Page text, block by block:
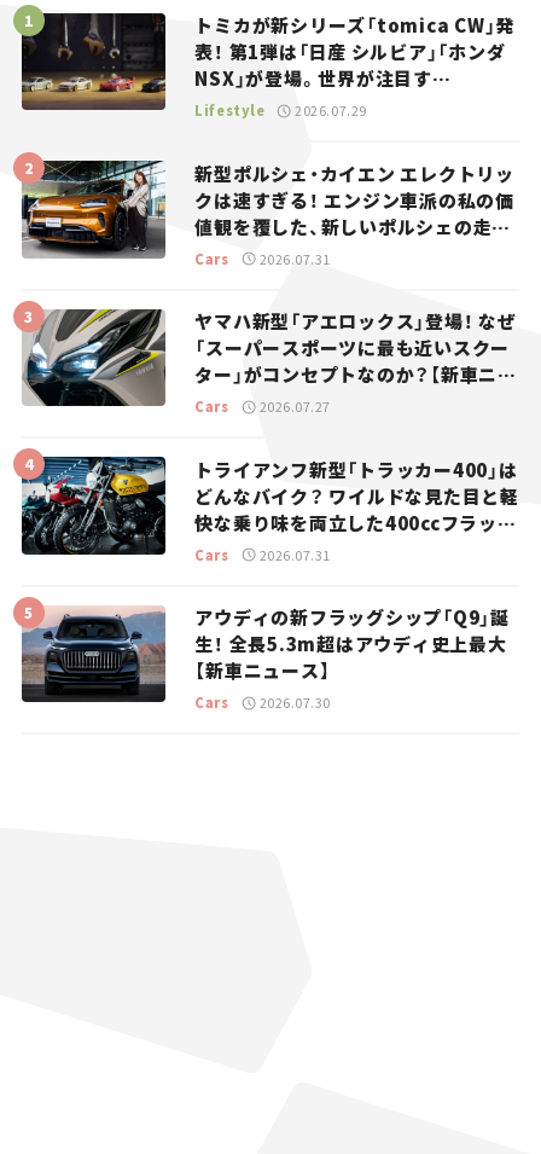
トミカが新シリーズ「tomica CW」発
表！ 第1弾は「日産 シルビア」「ホンダ
NSX」が登場。世界が注目す
る“JDM”に焦点【クルマとホビー】
Lifestyle 2026.07.29
新型ポルシェ・カイエン エレクトリッ
クは速すぎる！ エンジン車派の私の価
値観を覆した、新しいポルシェの走
り。
Cars 2026.07.31
ヤマハ新型「アエロックス」登場！ なぜ
「スーパースポーツに最も近いスクー
ター」がコンセプトなのか？【新車ニュ
ース】
Cars 2026.07.27
トライアンフ新型「トラッカー400」は
どんなバイク？ ワイルドな見た目と軽
快な乗り味を両立した400ccフラット
トラッカー【試乗レビュー】
Cars 2026.07.31
アウディの新フラッグシップ「Q9」誕
生！ 全長5.3m超はアウディ史上最大
【新車ニュース】
Cars 2026.07.30